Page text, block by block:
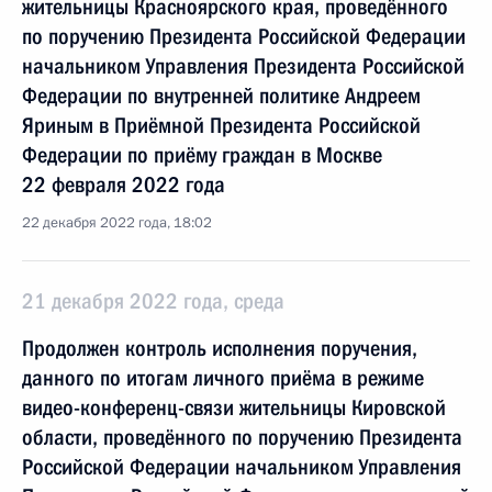
жительницы Красноярского края, проведённого
по поручению Президента Российской Федерации
начальником Управления Президента Российской
Федерации по внутренней политике Андреем
Яриным в Приёмной Президента Российской
Федерации по приёму граждан в Москве
22 февраля 2022 года
22 декабря 2022 года, 18:02
21 декабря 2022 года, среда
Продолжен контроль исполнения поручения,
данного по итогам личного приёма в режиме
видео-конференц-связи жительницы Кировской
области, проведённого по поручению Президента
Российской Федерации начальником Управления